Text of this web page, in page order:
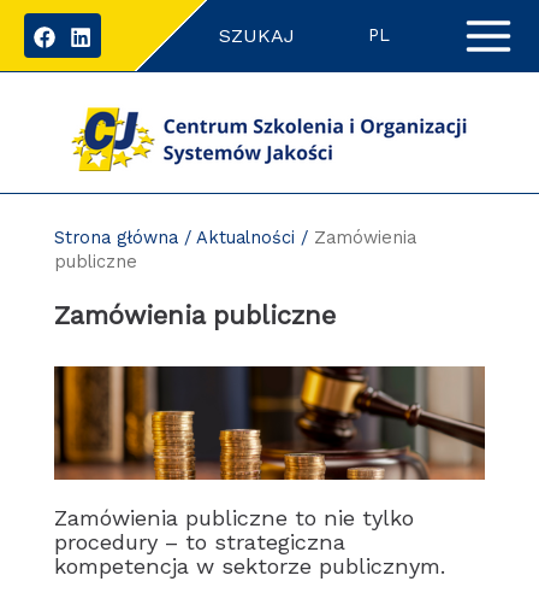
Przejdź
zawartości
SZUKAJ PL
Strona główna/ Aktualności / Zamówienia
publiczne
Zamówienia publiczne
Zamówienia publiczne to nie tylko
procedury – to strategiczna
kompetencja w sektorze publicznym.